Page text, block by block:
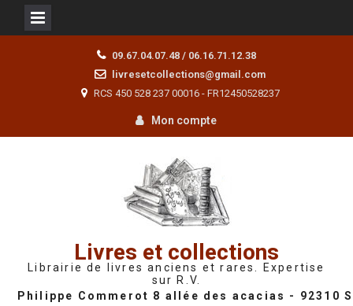
09.67.04.07.48 / 06.16.71.12.38
livresetcollections@gmail.com
RCS 450 528 237 00016 - FR12450528237
Mon compte
Livres et collections
Librairie de livres anciens et rares. Expertise
sur R.V.